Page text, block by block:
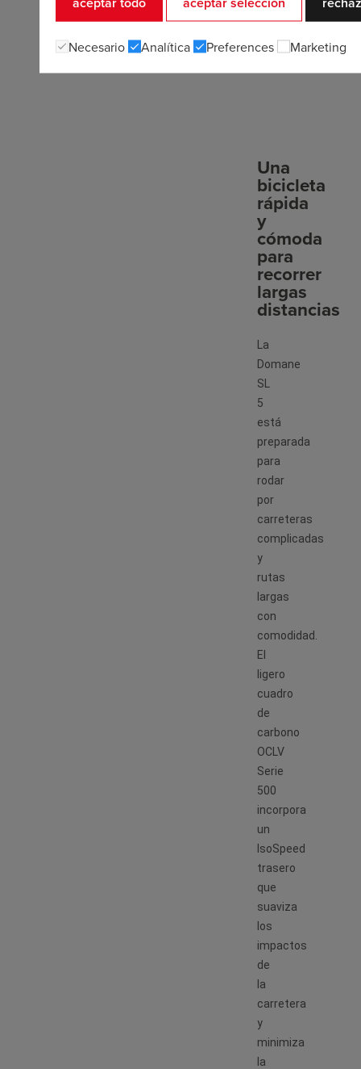
Una
bicicleta
rápida
y
cómoda
para
recorrer
largas
distancias
La
Domane
SL
5
está
preparada
para
rodar
por
carreteras
complicadas
y
rutas
largas
con
comodidad.
El
ligero
cuadro
de
carbono
OCLV
Serie
500
incorpora
un
IsoSpeed
trasero
que
suaviza
los
impactos
de
la
carretera
y
minimiza
la
Necesario Analítica Preferences Marketing